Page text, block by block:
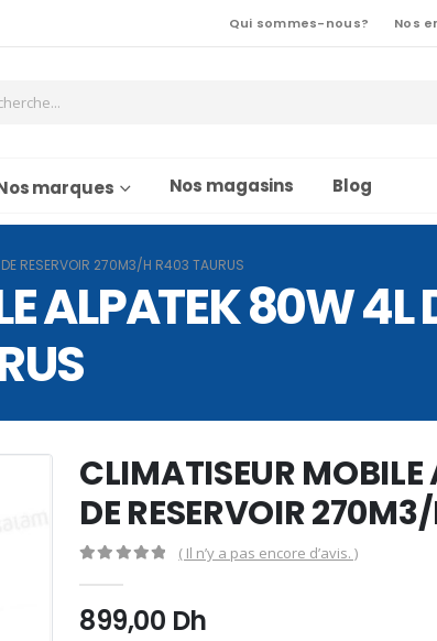
Qui sommes-nous? Nos
marques Nos magasins Blog
RESERVOIR 270M3/H R403 TAURUS
ALPATEK 80W 4L
CLIMATISEUR
DE RESERVOIR
( Il n’y a pas encore d’avis. )
899,00 Dh